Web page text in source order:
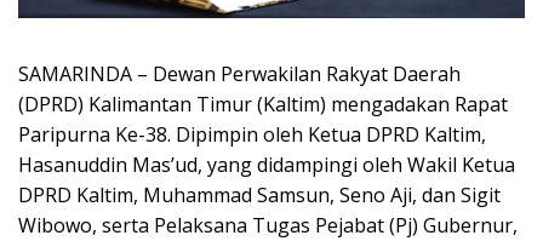
SAMARINDA – Dewan Perwakilan Rakyat Daerah
(DPRD) Kalimantan Timur (Kaltim) mengadakan Rapat
Paripurna Ke-38. Dipimpin oleh Ketua DPRD Kaltim,
Hasanuddin Mas’ud, yang didampingi oleh Wakil Ketua
DPRD Kaltim, Muhammad Samsun, Seno Aji, dan Sigit
Wibowo, serta Pelaksana Tugas Pejabat (Pj) Gubernur,